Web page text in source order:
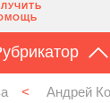
<
Андрей